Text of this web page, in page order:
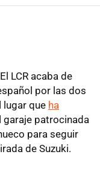
LCR acaba de
por las dos
lugar que ha
garaje patrocinada
para seguir
de Suzuki.